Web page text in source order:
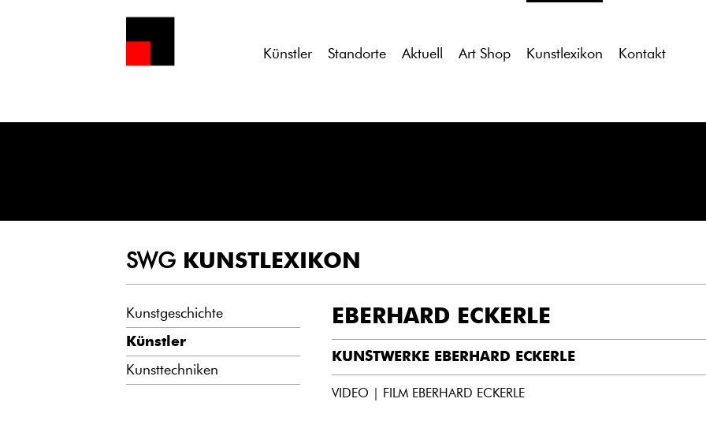
Künstler Standorte Aktuell Art Shop Kunstlexikon Kontakt
SWG KUNSTLEXIKON
Kunstgeschichte
Künstler
Kunsttechniken
EBERHARD ECKERLE
KUNSTWERKE EBERHARD ECKERLE
VIDEO | FILM EBERHARD ECKERLE